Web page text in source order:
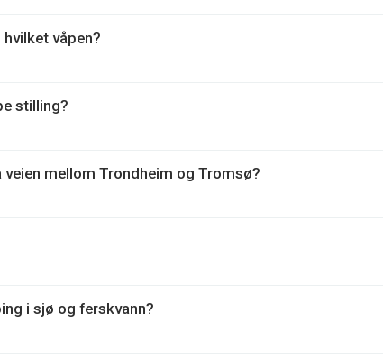
våpen?
stilling?
mellom Trondheim og Tromsø?
i sjø og ferskvann?